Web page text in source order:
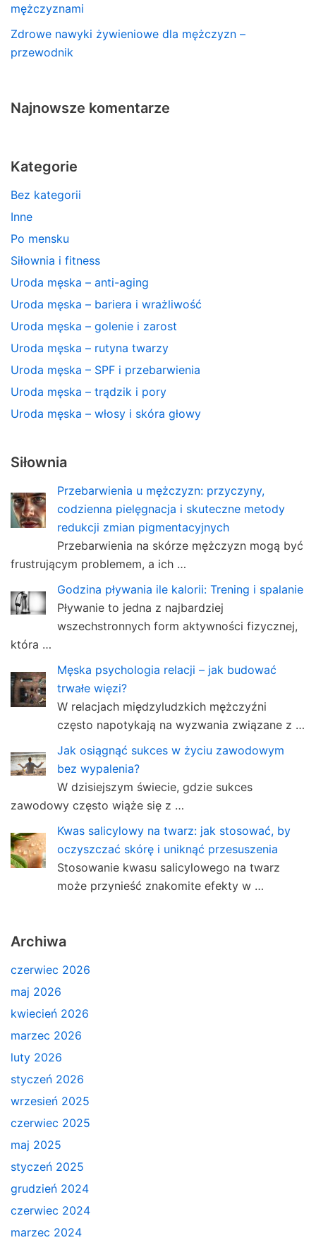
mężczyznami
Zdrowe nawyki żywieniowe dla mężczyzn –
przewodnik
Najnowsze komentarze
Kategorie
Bez kategorii
Inne
Po mensku
Siłownia i fitness
Uroda męska – anti-aging
Uroda męska – bariera i wrażliwość
Uroda męska – golenie i zarost
Uroda męska – rutyna twarzy
Uroda męska – SPF i przebarwienia
Uroda męska – trądzik i pory
Uroda męska – włosy i skóra głowy
Siłownia
Przebarwienia u mężczyzn: przyczyny,
codzienna pielęgnacja i skuteczne metody
redukcji zmian pigmentacyjnych
Przebarwienia na skórze mężczyzn mogą być
frustrującym problemem, a ich …
Godzina pływania ile kalorii: Trening i spalanie
Pływanie to jedna z najbardziej
wszechstronnych form aktywności fizycznej,
która …
Męska psychologia relacji – jak budować
trwałe więzi?
W relacjach międzyludzkich mężczyźni
często napotykają na wyzwania związane z …
Jak osiągnąć sukces w życiu zawodowym
bez wypalenia?
W dzisiejszym świecie, gdzie sukces
zawodowy często wiąże się z …
Kwas salicylowy na twarz: jak stosować, by
oczyszczać skórę i uniknąć przesuszenia
Stosowanie kwasu salicylowego na twarz
może przynieść znakomite efekty w …
Archiwa
czerwiec 2026
maj 2026
kwiecień 2026
marzec 2026
luty 2026
styczeń 2026
wrzesień 2025
czerwiec 2025
maj 2025
styczeń 2025
grudzień 2024
czerwiec 2024
marzec 2024